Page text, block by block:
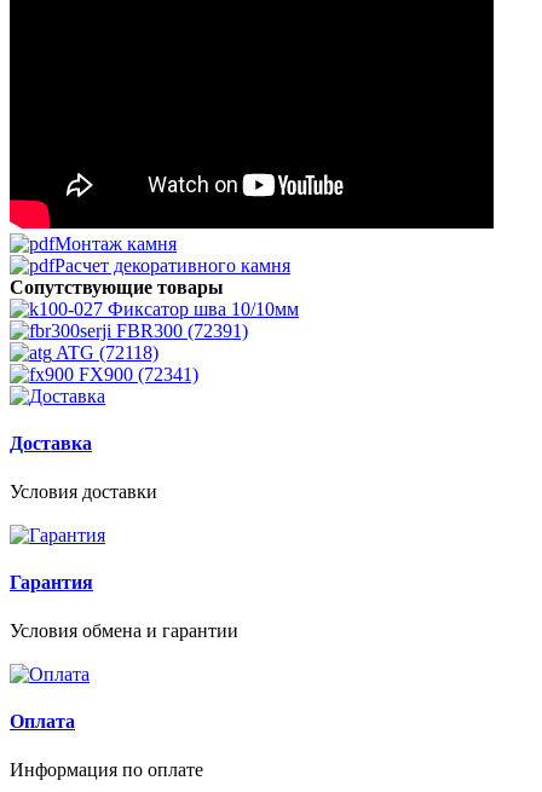
Монтаж камня
Расчет декоративного камня
Сопутствующие товары
Фиксатор шва 10/10мм
FBR300 (72391)
ATG (72118)
FX900 (72341)
Доставка
Условия доставки
Гарантия
Условия обмена и гарантии
Оплата
Информация по оплате